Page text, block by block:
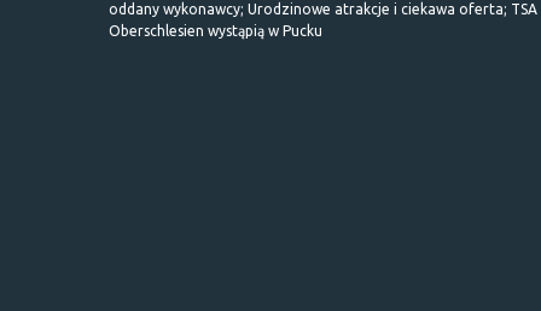
oddany wykonawcy; Urodzinowe atrakcje i ciekawa oferta; TSA
Oberschlesien wystąpią w Pucku